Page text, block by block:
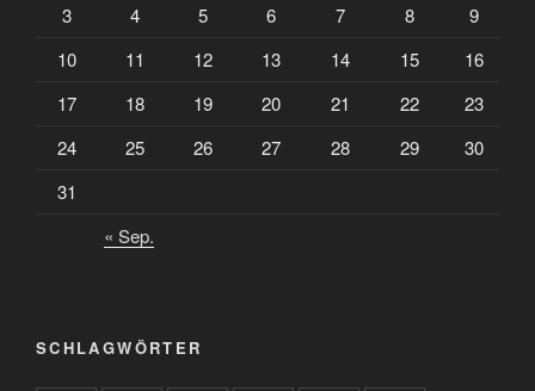
3
4 5 6 7 8
9
10
11 12 13 14 15
16
17
18 19 20 21 22
23
24
25 26 27 28 29
30
31
« Sep.
SCHLAGWÖRTER